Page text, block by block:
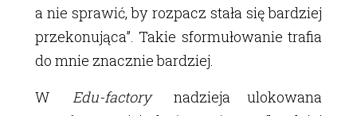
a nie sprawić, by rozpacz stała się bardziej
przekonująca”. Takie sformułowanie trafia
do mnie znacznie bardziej.
W
Edu-factory
nadzieja ulokowana